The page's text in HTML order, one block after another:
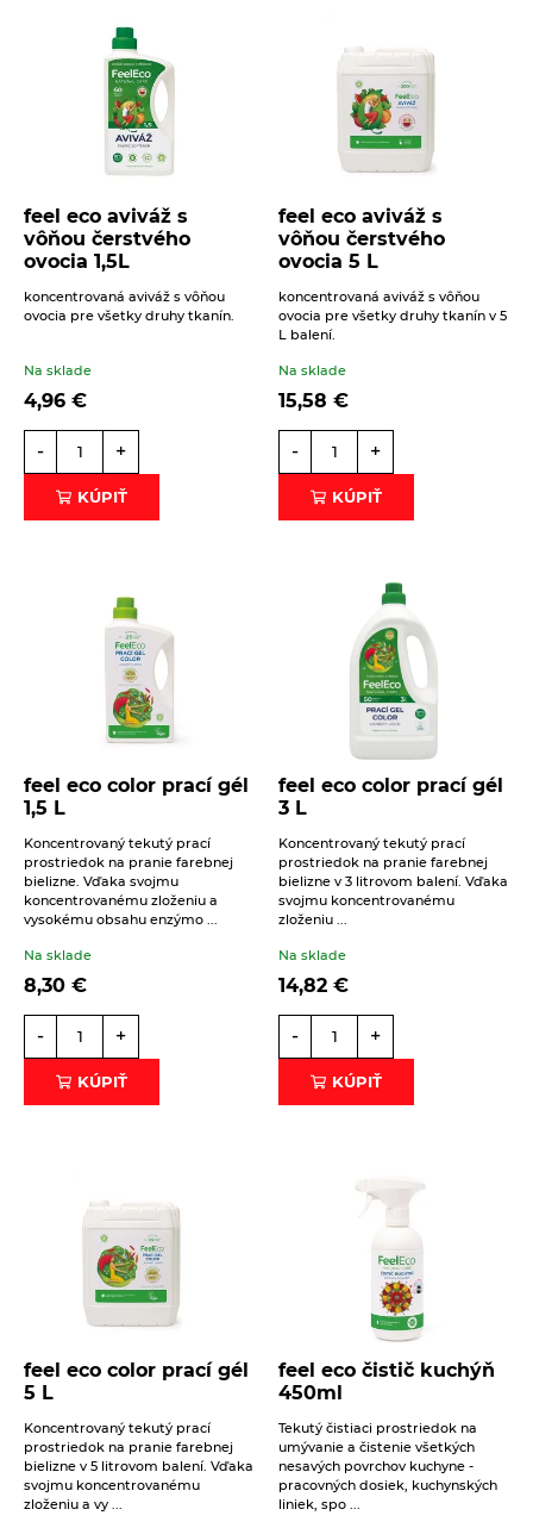
feel eco aviváž s
vôňou čerstvého
ovocia 1,5L
koncentrovaná aviváž s vôňou
ovocia pre všetky druhy tkanín.
Na sklade
4,96 €
- +
KÚPIŤ
feel eco aviváž s
vôňou čerstvého
ovocia 5 L
koncentrovaná aviváž s vôňou
ovocia pre všetky druhy tkanín v 5
L balení.
Na sklade
15,58 €
- +
KÚPIŤ
feel eco color prací gél
1,5 L
Koncentrovaný tekutý prací
prostriedok na pranie farebnej
bielizne. Vďaka svojmu
koncentrovanému zloženiu a
vysokému obsahu enzýmo ...
Na sklade
8,30 €
- +
KÚPIŤ
feel eco color prací gél
3 L
Koncentrovaný tekutý prací
prostriedok na pranie farebnej
bielizne v 3 litrovom balení. Vďaka
svojmu koncentrovanému
zloženiu ...
Na sklade
14,82 €
- +
KÚPIŤ
feel eco color prací gél
5 L
Koncentrovaný tekutý prací
prostriedok na pranie farebnej
bielizne v 5 litrovom balení. Vďaka
svojmu koncentrovanému
zloženiu a vy ...
feel eco čistič kuchýň
450ml
Tekutý čistiaci prostriedok na
umývanie a čistenie všetkých
nesavých povrchov kuchyne -
pracovných dosiek, kuchynských
liniek, spo ...